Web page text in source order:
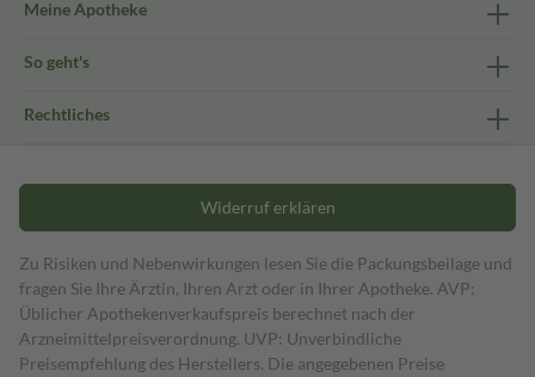
Meine Apotheke
So geht's
Rechtliches
Widerruf erklären
Zu Risiken und Nebenwirkungen lesen Sie die Packungsbeilage und
fragen Sie Ihre Ärztin, Ihren Arzt oder in Ihrer Apotheke. AVP:
Üblicher Apothekenverkaufspreis berechnet nach der
Arzneimittelpreisverordnung. UVP: Unverbindliche
Preisempfehlung des Herstellers. Die angegebenen Preise